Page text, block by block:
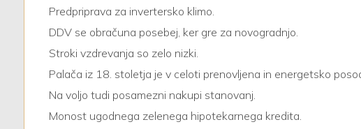
Predpriprava za invertersko klimo.
DDV se obračuna posebej, ker gre za novogradnjo.
Stroki vzdrevanja so zelo nizki.
Palača iz 18. stoletja je v celoti prenovljena in energetsko
Na voljo tudi posamezni nakupi stanovanj.
Monost ugodnega zelenega hipotekarnega kredita.